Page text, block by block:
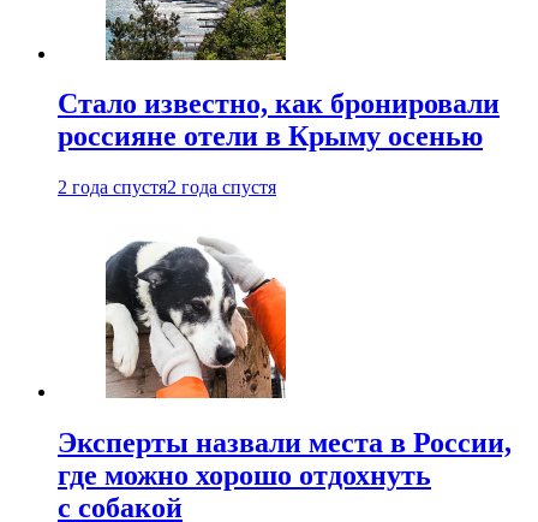
Стало известно, как бронировали
россияне отели в Крыму осенью
2 года спустя2 года спустя
Эксперты назвали места в России,
где можно хорошо отдохнуть
с собакой